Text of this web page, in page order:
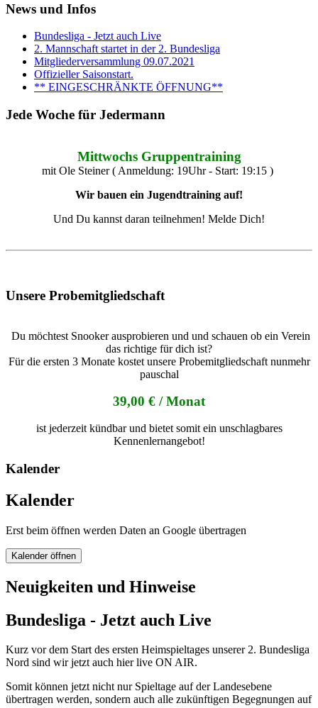
News und Infos
Bundesliga - Jetzt auch Live
2. Mannschaft startet in der 2. Bundesliga
Mitgliederversammlung 09.07.2021
Offizieller Saisonstart.
** EINGESCHRÄNKTE ÖFFNUNG**
Jede Woche für Jedermann
Mittwochs Gruppentraining
mit Ole Steiner ( Anmeldung: 19Uhr - Start: 19:15 )
Wir bauen ein Jugendtraining auf!
Und Du kannst daran teilnehmen! Melde Dich!
Unsere Probemitgliedschaft
Du möchtest Snooker ausprobieren und und schauen ob ein Verein
das richtige für dich ist?
Für die ersten 3 Monate kostet unsere Probemitgliedschaft nunmehr
pauschal
39,00 € / Monat
ist jederzeit kündbar und bietet somit ein unschlagbares
Kennenlernangebot!
Kalender
Kalender
Erst beim öffnen werden Daten an Google übertragen
Kalender öffnen
Neuigkeiten und Hinweise
Bundesliga - Jetzt auch Live
Kurz vor dem Start des ersten Heimspieltages unserer 2. Bundesliga
Nord sind wir jetzt auch hier live ON AIR.
Somit können jetzt nicht nur Spieltage auf der Landesebene
übertragen werden, sondern auch alle zukünftigen Begegnungen auf